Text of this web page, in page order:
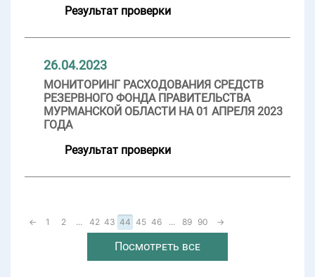
Результат проверки
26.04.2023
МОНИТОРИНГ РАСХОДОВАНИЯ СРЕДСТВ
РЕЗЕРВНОГО ФОНДА ПРАВИТЕЛЬСТВА
МУРМАНСКОЙ ОБЛАСТИ НА 01 АПРЕЛЯ 2023
ГОДА
Результат проверки
← 1 2 ... 42 43 44 45 46 ... 89 90 →
Посмотреть все